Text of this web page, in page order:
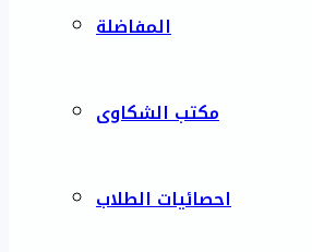
المفاضلة
مكتب الشكاوى
احصائيات الطلاب